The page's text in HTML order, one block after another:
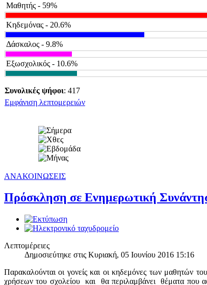
Μαθητής - 59%
Κηδεμόνας - 20.6%
Δάσκαλος - 9.8%
Εξωσχολικός - 10.6%
Συνολικές ψήφοι: 417
Εμφάνιση λεπτομερειών
ΑΝΑΚΟΙΝΩΣΕΙΣ
Πρόσκληση σε Ενημερωτική
Λεπτομέρειες
Δημοσιεύτηκε στις Κυριακή, 05 Ιουνίου 2016 15:16
Παρακαλούνται οι γονείς και οι κηδεμόνες των μαθητών
χρήσεων του σχολείου και θα περιλαμβάνει θέματα που